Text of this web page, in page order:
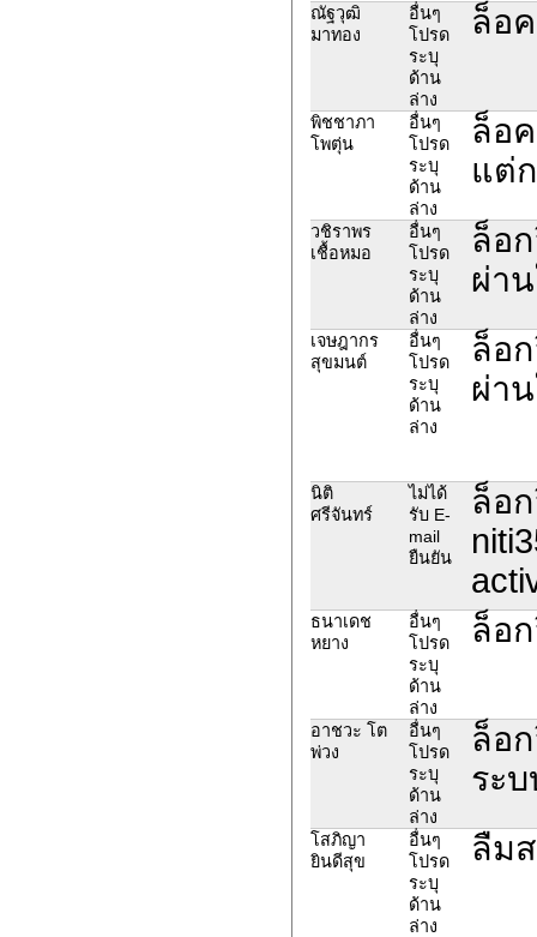
ณัฐวุฒิ
มาทอง
อื่นๆ
โปรด
ระบุ
ด้าน
ล่าง
ล็อ
พิชชาภา
โพตุ่น
อื่นๆ
โปรด
ระบุ
ด้าน
ล่าง
ล็อ
แต่
วชิราพร
เชื้อหมอ
อื่นๆ
โปรด
ระบุ
ด้าน
ล่าง
ล็อ
ผ่า
เจษฎากร
สุขมนต์
อื่นๆ
โปรด
ระบุ
ด้าน
ล่าง
ล็อ
ผ่า
นิติ
ศรีจันทร์
ไม่ได้
รับ E-
mail
ยืนยัน
ล็อ
ธนาเดช
หยาง
อื่นๆ
โปรด
ระบุ
ด้าน
ล่าง
ล็อ
อาชวะ โต
พ่วง
อื่นๆ
โปรด
ระบุ
ด้าน
ล่าง
ล็อ
ระ
โสภิญา
ยินดีสุข
อื่นๆ
โปรด
ระบุ
ด้าน
ล่าง
ลืม